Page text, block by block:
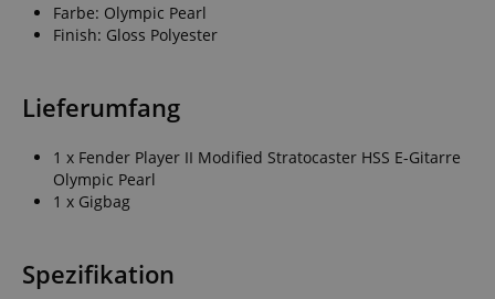
Farbe: Olympic Pearl
Finish: Gloss Polyester
Lieferumfang
1 x Fender Player II Modified Stratocaster HSS E-Gitarre
Olympic Pearl
1 x Gigbag
Spezifikation